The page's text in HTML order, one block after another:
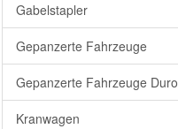
Gabelstapler
Gepanzerte Fahrzeuge
Gepanzerte Fahrzeuge Duro
Kranwagen